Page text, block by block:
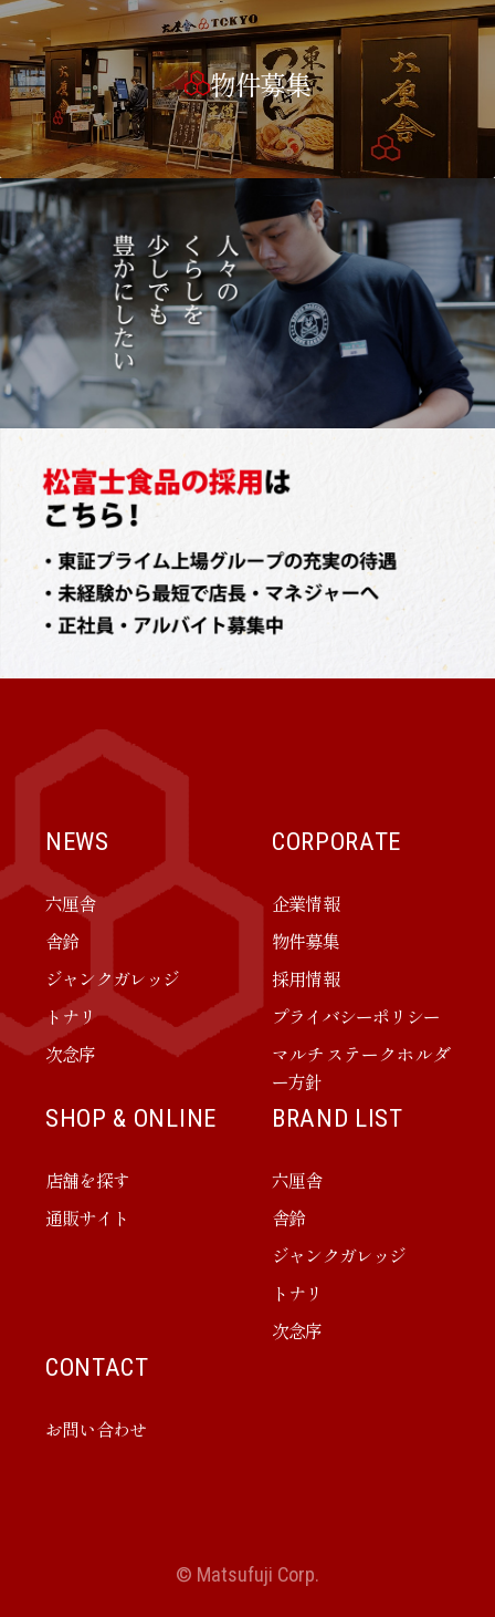
物件募集
NEWS
六厘舎
舎鈴
ジャンクガレッジ
トナリ
次念序
CORPORATE
企業情報
物件募集
採用情報
プライバシーポリシー
マルチステークホルダ
ー方針
SHOP & ONLINE
店舗を探す
通販サイト
BRAND LIST
六厘舎
舎鈴
ジャンクガレッジ
トナリ
次念序
CONTACT
お問い合わせ
© Matsufuji Corp.